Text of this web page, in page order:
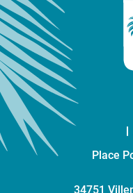
Place
34751